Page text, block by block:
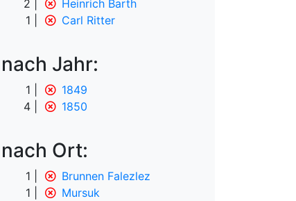
2
Heinrich Barth
1
Carl Ritter
nach Jahr:
1
1849
4
1850
nach Ort:
1
Brunnen Falezlez
1
Mursuk